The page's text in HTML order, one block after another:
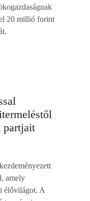
20 millió forint
partjait
amely
élővilágot. A